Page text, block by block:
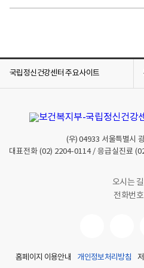
국립정신건강센터 주요사이트
(우)04933 서울특별시
대표전화 (02) 2204-0114/ 응급실진료
오시는 길
전화번호
홈페이지 이용안내 개인정보처리방침